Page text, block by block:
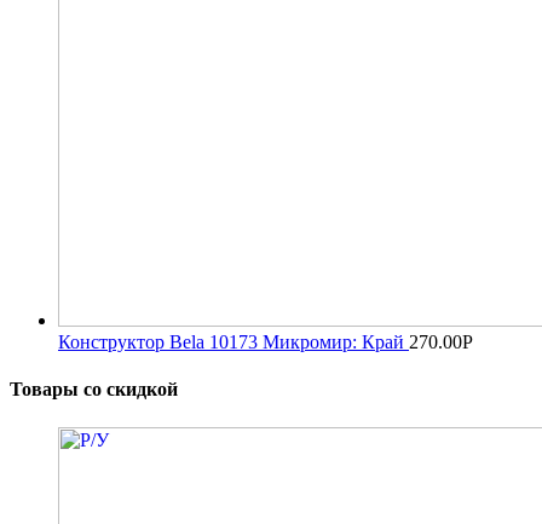
Конструктор Bela 10173 Микромир: Край 270.00Р
Товары со скидкой